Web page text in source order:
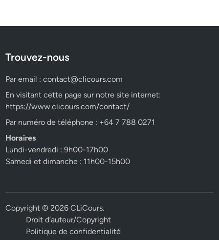
Trouvez-nous
Par email :contact@clicours.com
En visitant cette page sur notre site internet:
https://www.clicours.com/contact/
Par numéro de téléphone : +64 7 788 0271
Horaires
Lundi-vendredi : 9h00-17h00
Samedi et dimanche : 11h00-15h00
Copyright © 2026CLiCours.
Droit d’auteur/Copyright
Politique de confidentialité